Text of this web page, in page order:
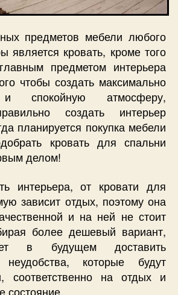
предметов мебели любого
является кровать, кроме того
предметом интерьера
чтобы создать максимально
спокойную атмосферу,
создать интерьер
планируется покупка мебели
кровать для спальни
делом!
интерьера, от кровати для
зависит отдых, поэтому она
и на ней не стоит
более дешевый вариант,
в будущем доставить
неудобства, которые будут
соответственно на отдых и
состояние.